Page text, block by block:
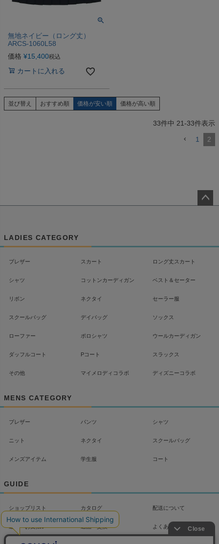
無地ネイビー（ロング丈）
ARCS-1060L58
価格 ¥15,400税込
カートに入れる
並び替え おすすめ順 価格が安い順 価格が高い順
33件中 21-33件表示
1 2
LADIES CATEGORY
ブレザー スカート ロング丈スカート
シャツ コットンカーディガン ベスト＆セーター
リボン ネクタイ セーラー服
スクールバッグ デイバッグ ソックス
ローファー ポロシャツ ウールカーディガン
ダッフルコート Pコート スラックス
その他 マイメロディコラボ ディズニーコラボ
MENS CATEGORY
ブレザー パンツ シャツ
ニット ネクタイ スクールバッグ
メンズアイテム 学生服 コート
GUIDE
ショップリスト カタログ 配送について
送料・お支払い 返品・交換 よくあるご質問